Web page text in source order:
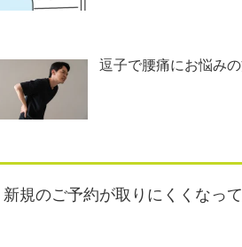
逗子で腰痛にお悩み
新規のご予約が取りにくくなっ